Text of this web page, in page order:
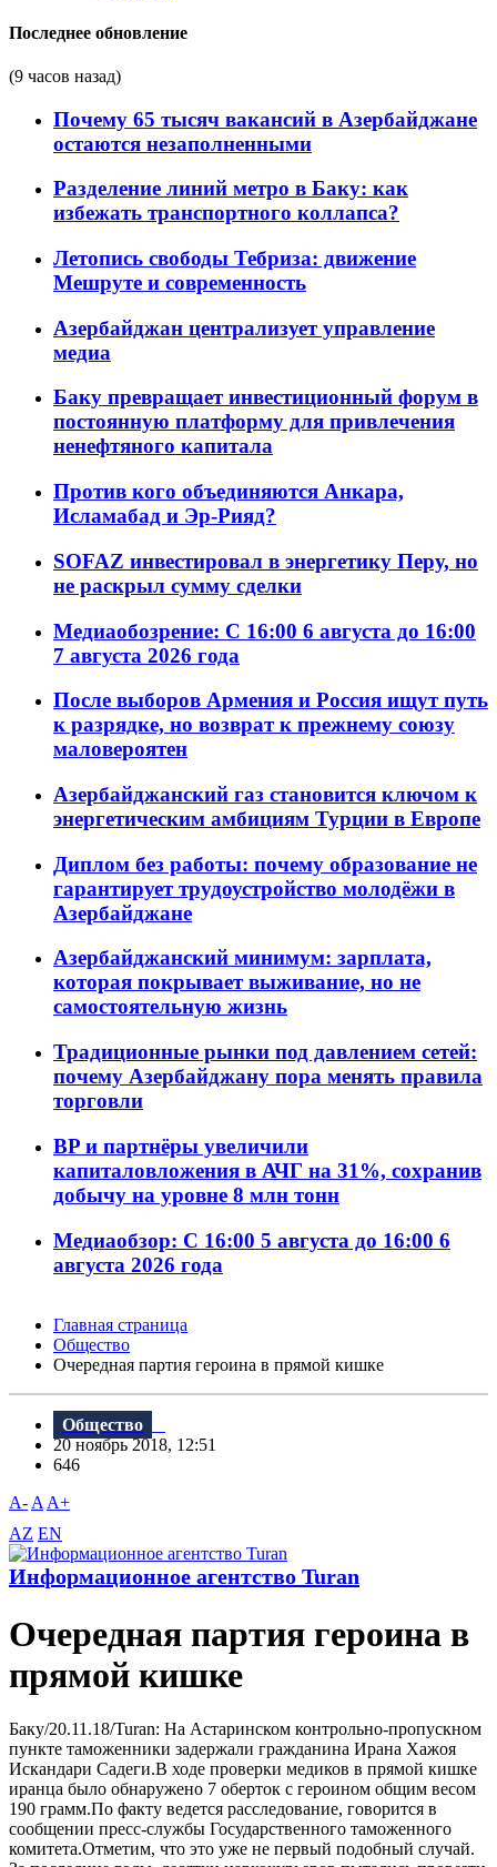
Последнее обновление
(9 часов назад)
Почему 65 тысяч вакансий в Азербайджане
остаются незаполненными
Разделение линий метро в Баку: как
избежать транспортного коллапса?
Летопись свободы Тебриза: движение
Мешруте и современность
Азербайджан централизует управление
медиа
Баку превращает инвестиционный форум в
постоянную платформу для привлечения
ненефтяного капитала
Против кого объединяются Анкара,
Исламабад и Эр-Рияд?
SOFAZ инвестировал в энергетику Перу, но
не раскрыл сумму сделки
Медиаобозрение: С 16:00 6 августа до 16:00
7 августа 2026 года
После выборов Армения и Россия ищут путь
к разрядке, но возврат к прежнему союзу
маловероятен
Азербайджанский газ становится ключом к
энергетическим амбициям Турции в Европе
Диплом без работы: почему образование не
гарантирует трудоустройство молодёжи в
Азербайджане
Азербайджанский минимум: зарплата,
которая покрывает выживание, но не
самостоятельную жизнь
Традиционные рынки под давлением сетей:
почему Азербайджану пора менять правила
торговли
BP и партнёры увеличили
капиталовложения в АЧГ на 31%, сохранив
добычу на уровне 8 млн тонн
Медиаобзор: С 16:00 5 августа до 16:00 6
августа 2026 года
Главная страница
Общество
Очередная партия героина в прямой кишке
Общество
20 ноябрь 2018, 12:51
646
A- A A+
AZ EN
Информационное агентство Turan
Очередная партия героина в
прямой кишке
Баку/20.11.18/Turan: На Астаринском контрольно-пропускном
пункте таможенники задержали гражданина Ирана Хажоя
Искандари Садеги.B ходе проверки медиков в прямой кишке
иранца было обнаружено 7 оберток с героином общим весом
190 грамм.По факту ведется расследование, говорится в
сообщении пресс-службы Государственного таможенного
комитета.Отметим, что это уже не первый подобный случай.